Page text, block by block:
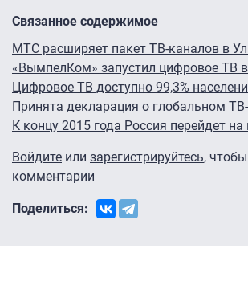
Связанное содержимое
МТС расширяет пакет ТВ-каналов в
«ВымпелКом» запустил цифровое ТВ
Цифровое ТВ доступно 99,3%
Принята декларация о глобальном
К концу 2015 года Россия перейдет
Войдите или зарегистрируйтесь,
комментарии
Поделиться: